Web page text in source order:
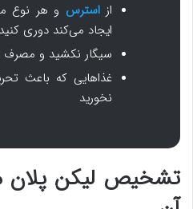
ازاسترس و هر نوع
ایجاد می‌کند دوری کنید
سیگار نکشید و مصرف
غذاهایی که باعث
نخورید
تشخیص لیکن پلان